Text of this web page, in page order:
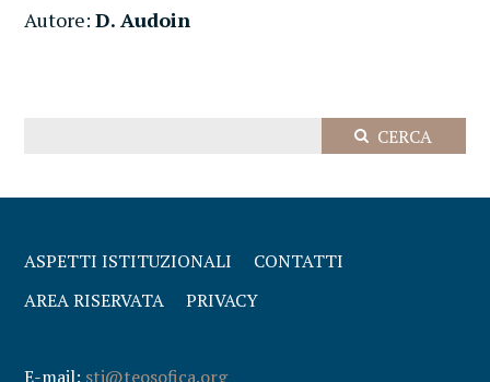
Autore:D. Audoin
ASPETTI ISTITUZIONALI
CONTATTI
AREA RISERVATA
PRIVACY
E-mail: sti@teosofica.org